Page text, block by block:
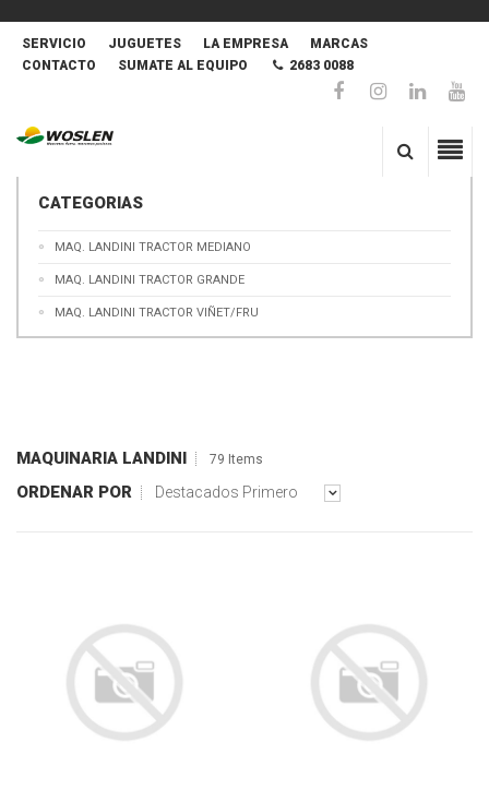
SERVICIO JUGUETES LA EMPRESA
MARCAS
CONTACTO
SUMATE AL EQUIPO 2683 0088
CATEGORIAS
MAQ. LANDINI TRACTOR MEDIANO
MAQ. LANDINI TRACTOR GRANDE
MAQ. LANDINI TRACTOR VIÑET/FRU
MAQUINARIA LANDINI 79 Items
ORDENAR POR Destacados Primero